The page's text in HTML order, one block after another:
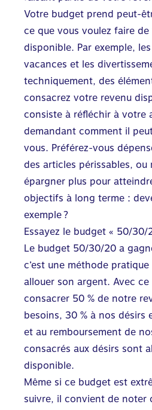
Votre budget prend peut-
ce que vous voulez faire
disponible. Par exemple,
vacances et les
techniquement, des
consacrez votre revenu
consiste à réfléchir à votre
demandant comment il
vous. Préférez-vous
des articles périssables, ou
épargner plus pour
objectifs à long terme :
exemple ?
Essayez le budget « 50/30/
Le budget 50/30/20 a
c’est une méthode
allouer son argent. Avec
consacrer 50 % de notre
besoins, 30 % à nos désirs
et au remboursement de
consacrés aux désirs sont
disponible.
Même si ce budget est
suivre, il convient de noter